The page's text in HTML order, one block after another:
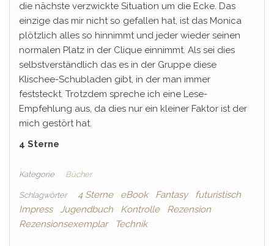
die nächste verzwickte Situation um die Ecke. Das
einzige das mir nicht so gefallen hat, ist das Monica
plötzlich alles so hinnimmt und jeder wieder seinen
normalen Platz in der Clique einnimmt. Als sei dies
selbstverständlich das es in der Gruppe diese
Klischee-Schubladen gibt, in der man immer
feststeckt. Trotzdem spreche ich eine Lese-
Empfehlung aus, da dies nur ein kleiner Faktor ist der
mich gestört hat.
4 Sterne
Kategorie Bücher
Schlagwörter 4 Sterne eBook Fantasy
futuristisch
Impress
Jugendbuch Kontrolle
Rezension
Rezensionsexemplar
Technik